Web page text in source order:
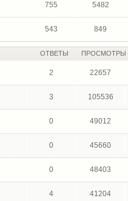
755 5482
543 849
ОТВЕТЫ ПРОСМОТРЫ
2 22657
3 105536
0 49012
0 45660
0 48403
4 41204